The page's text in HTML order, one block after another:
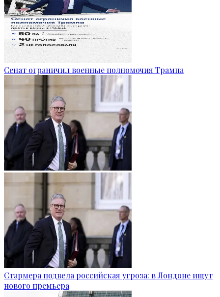
Сенат ограничил военные полномочия Трампа
Стармера подвела российская угроза: в Лондоне ищут
нового премьера